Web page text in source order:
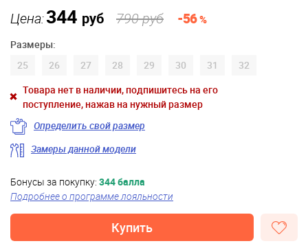
Цена:344 руб 790 руб -56%
Размеры:
25
26 27 28 29 30 31
32
Товара нет в наличии, подпишитесь на его
поступление, нажав на нужный размер
Определить свой размер
Замеры данной модели
Бонусы за покупку: 344 балла
Подробнее о программе лояльности
Купить